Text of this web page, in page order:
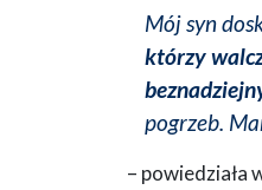
Mój syn
którzy
pogrzeb.
– powiedziała